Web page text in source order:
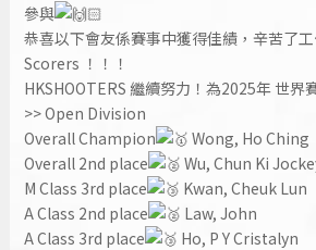
參與
恭喜以下會友係賽事中獲得佳績， 辛苦了
Scorers ！！！
HKSHOOTERS 繼續努力！為2025年 世界
>>Open Division
Overall Champion
Wong, Ho Ching
Overall 2nd place
Wu, Chun Ki
M Class 3rd place
Kwan, Cheuk Lun
A Class 2nd place
Law, John
A Class 3rd place
Ho, P Y Cristalyn